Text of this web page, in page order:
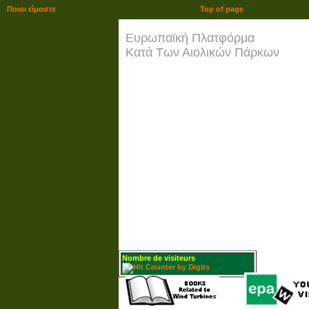
Ευρωπαϊκή Πλατφόρμα
Κατά Των Αιολικών Πάρκων
Nombre de visiteurs :
Top of page
Ποιοι είμαστε